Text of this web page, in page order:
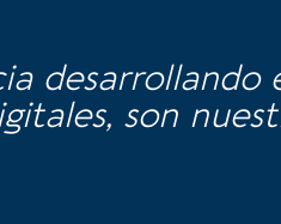
desarrollando
son